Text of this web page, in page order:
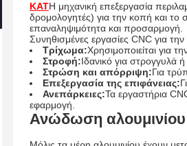
ΚΑΤΗ μηχανική επεξεργασία
δρομολογητές) για την κοπή και το
επαναληψιμότητα και προσαρμογή.
Συνηθισμένες εργασίες CNC για
Τρίχωμα:Χρησιμοποιείται για
Στροφή:Ιδανικό για στρογγυλά
Στρώση και απόρριψη:Για
Επεξεργασία της επιφάνειας:
Ανεπάρκειες:Τα εργαστήρια
εφαρμογή.
Ανώδωση αλουμινίου